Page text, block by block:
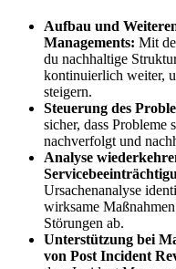
Aufbau und
Managements: Mit
du nachhaltige
kontinuierlich weiter,
steigern.
Steuerung des
sicher, dass Probleme
nachverfolgt und
Analyse
Ursachenanalyse
wirksame
Störungen ab.
Unterstützung bei
von Post Incident